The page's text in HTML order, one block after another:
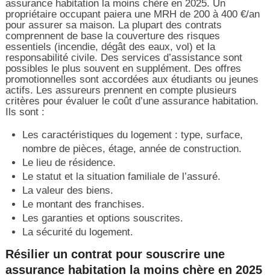
assurance habitation la moins chère en 2025. Un
propriétaire occupant paiera une MRH de 200 à 400 €/an
pour assurer sa maison. La plupart des contrats
comprennent de base la couverture des risques
essentiels (incendie, dégât des eaux, vol) et la
responsabilité civile. Des services d’assistance sont
possibles le plus souvent en supplément. Des offres
promotionnelles sont accordées aux étudiants ou jeunes
actifs. Les assureurs prennent en compte plusieurs
critères pour évaluer le coût d’une assurance habitation.
Ils sont :
Les caractéristiques du logement : type, surface,
nombre de pièces, étage, année de construction.
Le lieu de résidence.
Le statut et la situation familiale de l’assuré.
La valeur des biens.
Le montant des franchises.
Les garanties et options souscrites.
La sécurité du logement.
Résilier un contrat pour souscrire une
assurance habitation la moins chère en 2025